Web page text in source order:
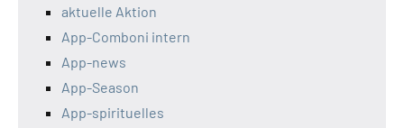
aktuelle Aktion
App-Comboni intern
App-news
App-Season
App-spirituelles